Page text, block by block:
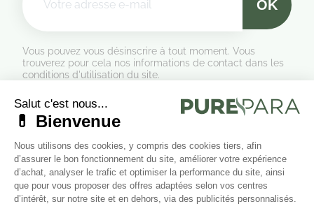
Vous pouvez vous désinscrire à tout moment. Vous
trouverez pour cela nos informations de contact dans les
conditions d'utilisation du site.
Formulaire de rétractation
Marchand approuvé par la Société des Avis Garantis,cliquez ici
pour vérifier
Suivez-nous sur les réseaux sociaux